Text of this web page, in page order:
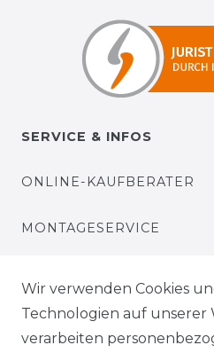
SERVICE & INFOS
ONLINE-KAUFBERATER
MONTAGESERVICE
BEZAHLUNG
Wir verwenden Cookies
Technologien auf unserer
verarbeiten